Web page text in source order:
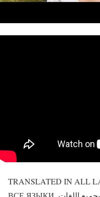
TRANSLATED IN ALL